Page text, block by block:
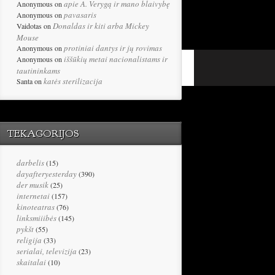
Anonymous on apie A. Verygą ir mano blaivybę
Anonymous on pavasaris
Vaidotas on Donaldas ir kiti arba Mickey
Mouse
Anonymous on protiniai dantys ir jų rovimas
Anonymous on iššūkių metai nacionalistams ir
tautininkams
Santaon katės sterilizacija
TEKAGORIJOS
darbelis(15)
dayafteryesterday(390)
der musik(25)
internetai(157)
kinoteatras(76)
linksmiiibės(145)
pykšt(55)
religija (33)
serialai, televizija (23)
skaitalai(10)